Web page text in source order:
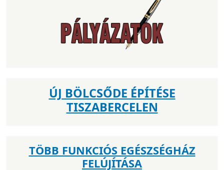
ÚJ BÖLCSŐDE ÉPÍTÉSE
TISZABERCELEN
TÖBB FUNKCIÓS EGÉSZSÉGHÁZ
FELÚJÍTÁSA